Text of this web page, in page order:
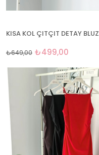
KISA KOL ÇITÇIT DETAY BLUZ
₺499,00
₺649,00